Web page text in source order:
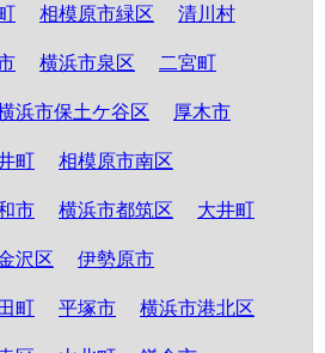
相模原市緑区 清川村
横浜市泉区 二宮町
浜市保土ケ谷区 厚木市
町 相模原市南区
市 横浜市都筑区 大井町
沢区 伊勢原市
町 平塚市 横浜市港北区